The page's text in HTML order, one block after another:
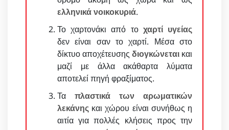
ελληνικά νοικοκυριά.
Το χαρτονάκι από το χαρτί υγείας
δεν είναι σαν το χαρτί. Μέσα στο
δίκτυο αποχέτευσης διογκώνεται και
μαζί με άλλα ακάθαρτα λύματα
αποτελεί πηγή φραξίματος.
Τα πλαστικά των αρωματικών
λεκάνης και χώρου είναι συνήθως η
αιτία για πολλές κλήσεις προς την